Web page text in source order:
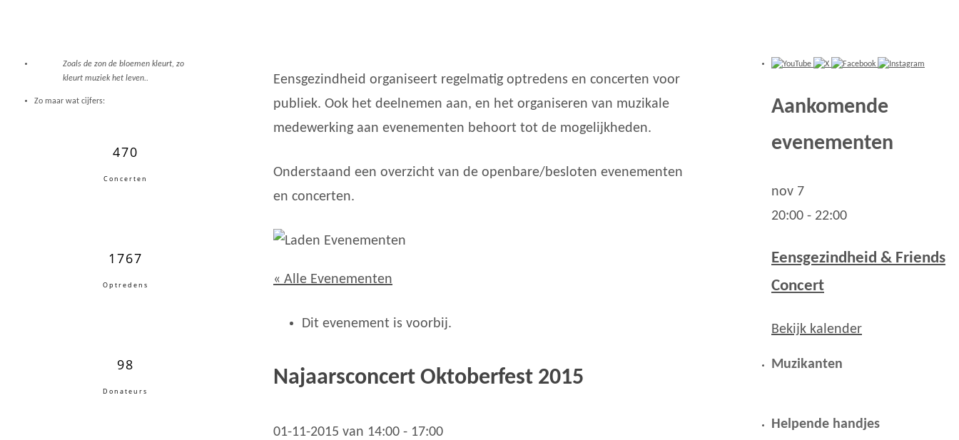
Eensgezindheid organiseert regelmatig optredens en concerten voor
publiek. Ook het deelnemen aan, en het organiseren van muzikale
medewerking aan evenementen behoort tot de mogelijkheden.
Onderstaand een overzicht van de openbare/besloten evenementen
en concerten.
« Alle Evenementen
Dit evenement is voorbij.
Najaarsconcert Oktoberfest 2015
01-11-2015 van 14:00 - 17:00
Zoals de zon de bloemen kleurt, zo
kleurt muziek het leven..
Zo maar wat cijfers:
470
Concerten
1767
Optredens
98
Donateurs
Aankomende
evenementen
nov 7
20:00 - 22:00
Eensgezindheid & Friends
Concert
Bekijk kalender
Muzikanten
Helpende handjes